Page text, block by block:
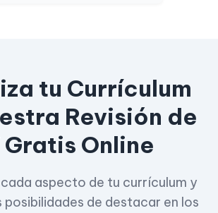
tu Currículum
Revisión de
Gratis Online
aspecto de tu currículum y
posibilidades de destacar en los